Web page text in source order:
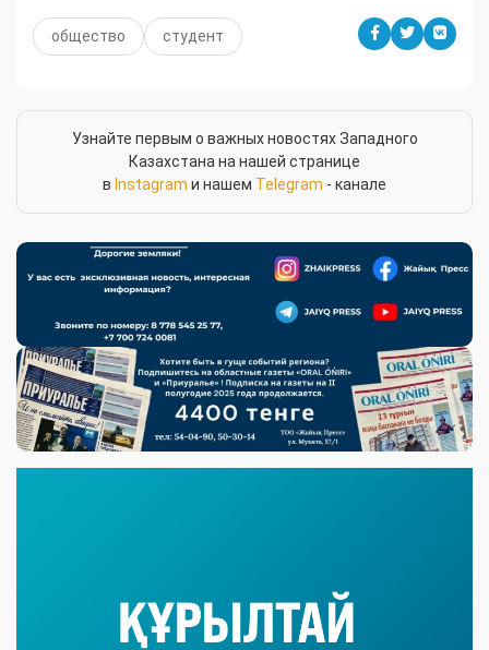
общество студент
Узнайте первым о важных новостях Западного
Казахстана на нашей странице
в Instagram и нашем Telegram - канале